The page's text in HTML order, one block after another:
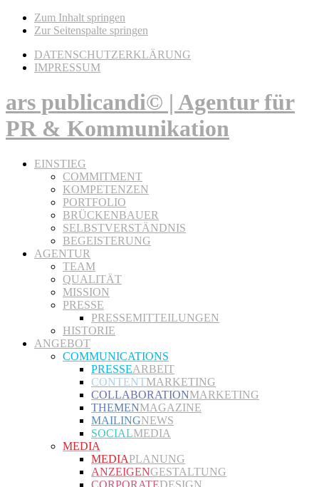
Zum Inhalt springen
Zur Seitenspalte springen
DATENSCHUTZERKLÄRUNG
IMPRESSUM
ars publicandi© | Agentur für
PR & Kommunikation
EINSTIEG
COMMITMENT
KOMPETENZEN
PORTFOLIO
BRÜCKENBAUER
SELBSTVERSTÄNDNIS
BEGEISTERUNG
AGENTUR
TEAM
QUALITÄT
MISSION
PRESSE
PRESSEMITTEILUNGEN
HISTORIE
ANGEBOT
COMMUNICATIONS
PRESSEARBEIT
CONTENTMARKETING
COLLABORATIONMARKETING
THEMENMAGAZINE
MAILINGNEWS
SOCIALMEDIA
MEDIA
MEDIAPLANUNG
ANZEIGENGESTALTUNG
CORPORATEDESIGN